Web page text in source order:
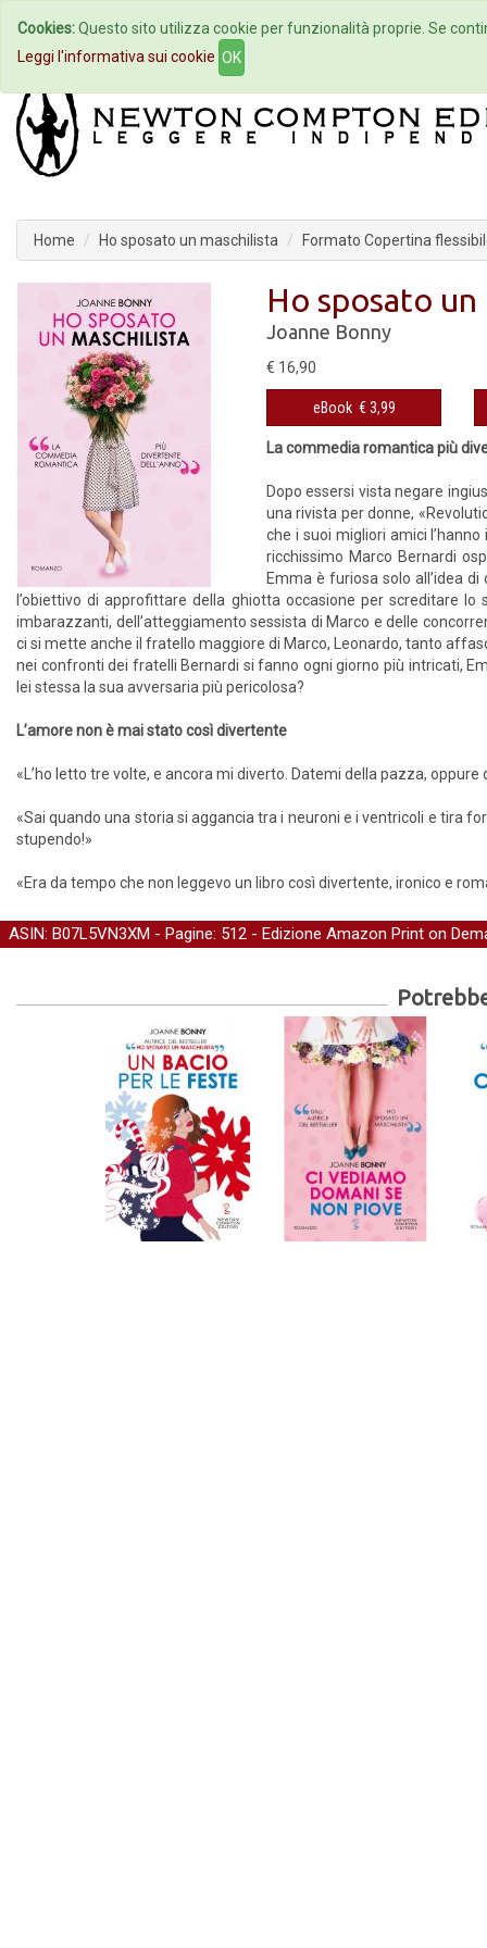
Home Autori Eventi
Home Ho sposato un maschilista Formato Copertina
Ho sposato
Joanne Bonny
€ 16,90
eBook € 3,99
La commedia romantica più
Dopo essersi vista negare
una rivista per donne,
che i suoi migliori amici
ricchissimo Marco Bernardi
Emma è furiosa solo all’idea
l’obiettivo di approfittare della ghiotta occasione per screditare
imbarazzanti, dell’atteggiamento sessista di Marco e delle
ci si mette anche il fratello maggiore di Marco, Leonardo, tanto
nei confronti dei fratelli Bernardi si fanno ogni giorno più intricati,
lei stessa la sua avversaria più pericolosa?
L’amore non è mai stato così divertente
«L’ho letto tre volte, e ancora mi diverto. Datemi della pazza,
«Sai quando una storia si aggancia tra i neuroni e i ventricoli e tira
stupendo!»
«Era da tempo che non leggevo un libro così divertente, ironico e
ASIN: B07L5VN3XM - Pagine: 512 - Edizione Amazon Print on
Cookies:Questo sito utilizza cookie per funzionalità proprie. Se
Leggi l'informativa sui cookie OK